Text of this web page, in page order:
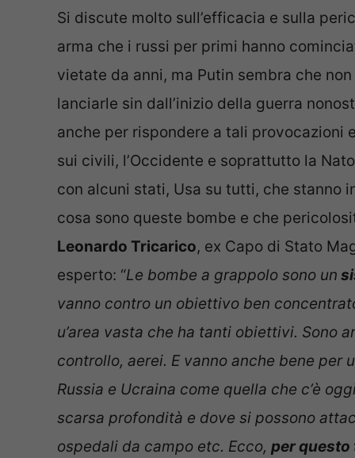
Si discute molto sull’efficacia e sulla
arma che i russi per primi hanno
vietate da anni, ma Putin sembra che
lanciarle sin dall’inizio della guerra
anche per rispondere a tali provocazioni
sui civili, l’Occidente e soprattutto la
con alcuni stati, Usa su tutti, che stanno
cosa sono queste bombe e che
Leonardo Tricarico, ex Capo di Stato
esperto: “Le bombe a grappolo sono un
vanno contro un obiettivo ben
u’area vasta che ha tanti obiettivi. Sono
controllo, aerei. E vanno anche bene per
Russia e Ucraina come quella che c’è
scarsa profondità e dove si possono
ospedali da campo etc. Ecco, per questo